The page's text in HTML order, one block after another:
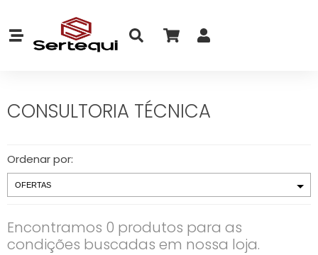
CONSULTORIA TÉCNICA
Ordenar por:
Encontramos 0 produtos para as
condições buscadas em nossa loja.